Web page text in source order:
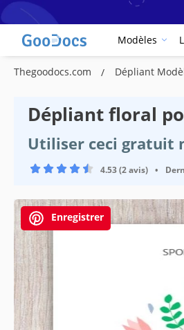
Modèles
Thegoodocs.com Dépliant
Dépliant floral
Utiliser ceci gratuit
4.53 (2 avis) •
Enregistrer